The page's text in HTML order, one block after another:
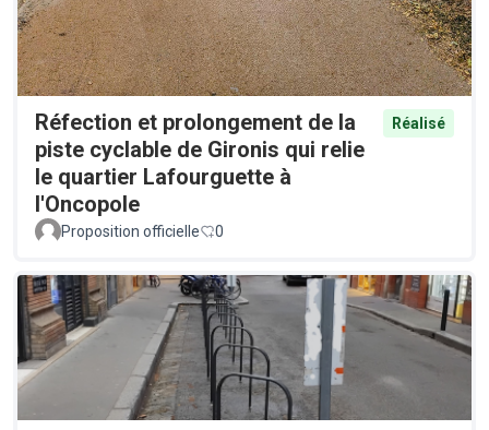
Réfection et prolongement de la
piste cyclable de Gironis qui relie
le quartier Lafourguette à
l'Oncopole
Réalisé
Proposition officielle 0